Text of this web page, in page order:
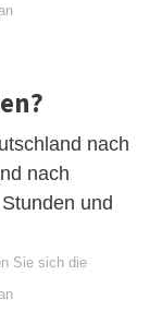
nach
nach
und
Sie sich die